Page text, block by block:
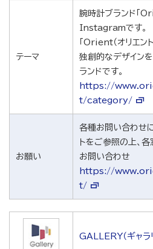
テーマ
腕時計ブランド「
Instagramです。
「Orient（オリエン
独創的なデザイン
ランドです。
https://
t/category/
お願い
各種お問い合わせ
トをご参照の上、
お問い合わせ
https://
t/
GALLERY（ギャラ